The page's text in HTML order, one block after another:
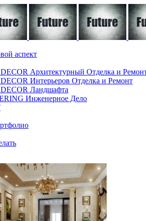
аспект
Архитектурный Отделка и
Интерьеров Отделка и Ремонт
Ландшафта
Инженерное Дело